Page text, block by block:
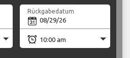
Rückgabedatum